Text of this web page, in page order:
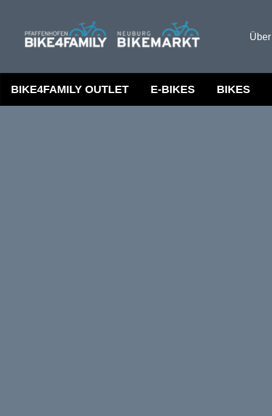
BIKE4FAMILY OUTLET E-BIKES BIKES